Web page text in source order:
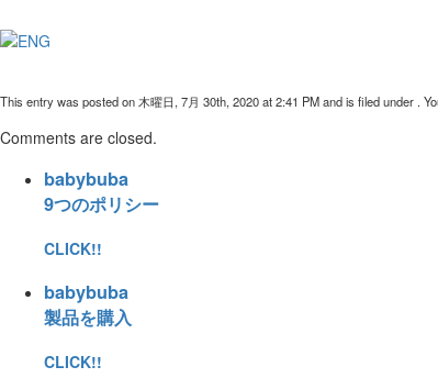
This entry was posted on 木曜日, 7月 30th, 2020 at 2:41 PM and is filed under .
Comments are closed.
babybuba
9つのポリシー
CLICK!!
babybuba
製品を購入
CLICK!!